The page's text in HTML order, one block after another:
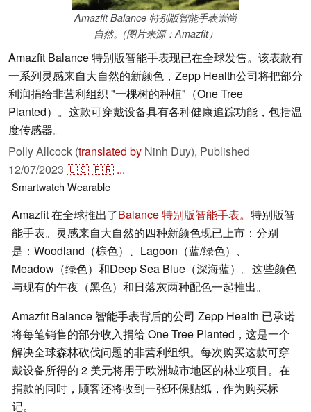
Amazfit Balance 特别版智能手表崇尚
自然。(图片来源：Amazfit）
Amazfit Balance 特别版智能手表现已在全球发售。该表款有
一系列灵感来自大自然的新颜色，Zepp Health公司将把部分
利润捐给非营利组织 "一棵树的种植"（One Tree
Planted）。这款可穿戴设备具有各种健康追踪功能，包括温
度传感器。
Polly Allcock (translated by Ninh Duy), Published
12/07/2023 🇺🇸🇫🇷 ...
Smartwatch Wearable
Amazfit 在全球推出了Balance 特别版智能手表。 特别版智
能手表。灵感来自大自然的四种新颜色现已上市：分别
是：Woodland（棕色）、Lagoon（蓝/绿色）、
Meadow（绿色）和Deep Sea Blue（深海蓝）。这些颜色
与现有的午夜（黑色）和日落灰两种配色一起推出。
Amazfit Balance 智能手表背后的公司 Zepp Health 已承诺
将每笔销售的部分收入捐给 One Tree Planted，这是一个
解决全球森林砍伐问题的非营利组织。每次购买这款可穿
戴设备所得的 2 美元将用于欧洲城市地区的林业项目。在
捐款的同时，顾客还将收到一张环保贴纸，作为购买标
记。